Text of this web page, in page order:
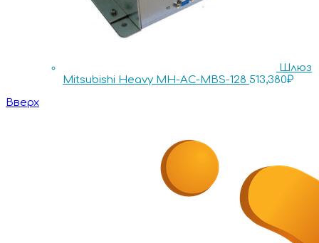
Шлюз
Mitsubishi Heavy MH-AC-MBS-128 513,380₽
Вверх